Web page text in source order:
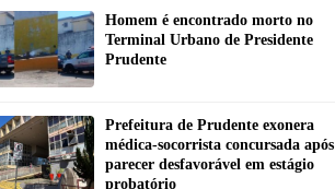
Homem é encontrado morto no
Terminal Urbano de Presidente
Prudente
Prefeitura de Prudente exonera
médica-socorrista concursada após
parecer desfavorável em estágio
probatório